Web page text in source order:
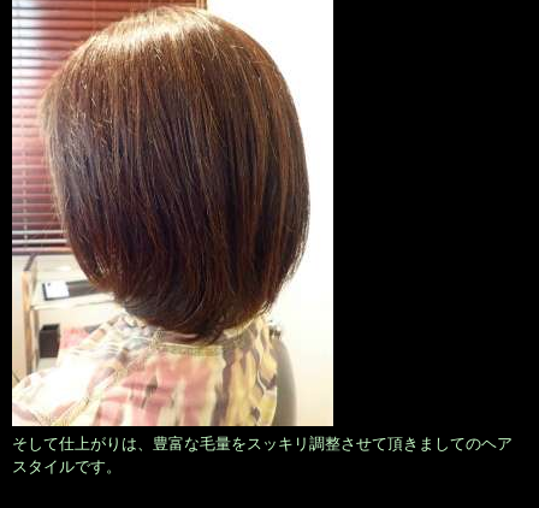
そして仕上がりは、豊富な毛量をスッキリ調整させて頂きましてのヘア
スタイルです。